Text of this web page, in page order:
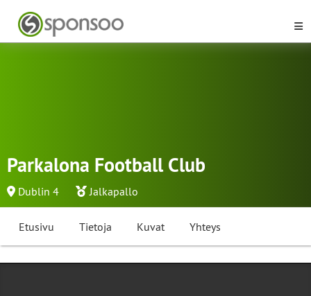
Parkalona Football Club
Dublin 4 Jalkapallo
Etusivu Tietoja Kuvat Yhteys